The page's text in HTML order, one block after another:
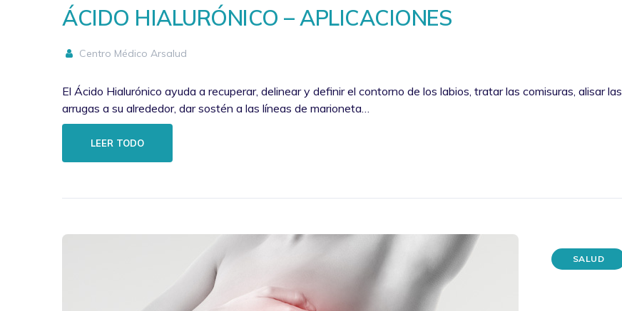
ÁCIDO HIALURÓNICO – APLICACIONES
Centro Médico Arsalud
El Ácido Hialurónico ayuda a recuperar, delinear y definir el contorno de los labios, tratar las comisuras, alisar las
arrugas a su alrededor, dar sostén a las líneas de marioneta…
LEER TODO
SALUD